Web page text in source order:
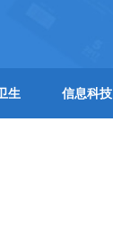
生 信息科技